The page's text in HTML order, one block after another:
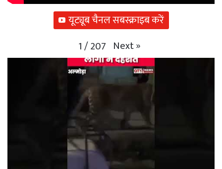
यूट्यूब चैनल सबस्क्राइब करें
1/207 Next»